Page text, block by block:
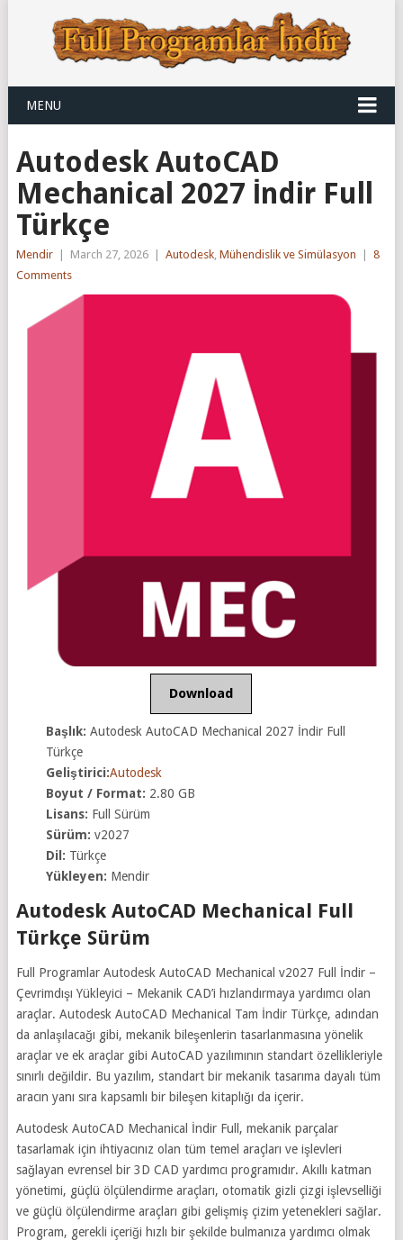
MENU
Autodesk AutoCAD
Mechanical 2027 İndir Full
Türkçe
Mendir March 27, 2026 Autodesk, Mühendislik ve Simülasyon
8
Comments
Download
Başlık: Autodesk AutoCAD Mechanical 2027 İndir Full
Türkçe
Geliştirici:Autodesk
Boyut / Format: 2.80 GB
Lisans: Full Sürüm
Sürüm: v2027
Dil: Türkçe
Yükleyen: Mendir
Autodesk AutoCAD Mechanical Full
Türkçe Sürüm
Full Programlar Autodesk AutoCAD Mechanical v2027 Full İndir –
Çevrimdışı Yükleyici – Mekanik CAD’i hızlandırmaya yardımcı olan
araçlar. Autodesk AutoCAD Mechanical Tam İndir Türkçe, adından
da anlaşılacağı gibi, mekanik bileşenlerin tasarlanmasına yönelik
araçlar ve ek araçlar gibi AutoCAD yazılımının standart özellikleriyle
sınırlı değildir. Bu yazılım, standart bir mekanik tasarıma dayalı tüm
aracın yanı sıra kapsamlı bir bileşen kitaplığı da içerir.
Autodesk AutoCAD Mechanical İndir Full, mekanik parçalar
tasarlamak için ihtiyacınız olan tüm temel araçları ve işlevleri
sağlayan evrensel bir 3D CAD yardımcı programıdır. Akıllı katman
yönetimi, güçlü ölçülendirme araçları, otomatik gizli çizgi işlevselliği
ve güçlü ölçülendirme araçları gibi gelişmiş çizim yetenekleri sağlar.
Program, gerekli içeriği hızlı bir şekilde bulmanıza yardımcı olmak